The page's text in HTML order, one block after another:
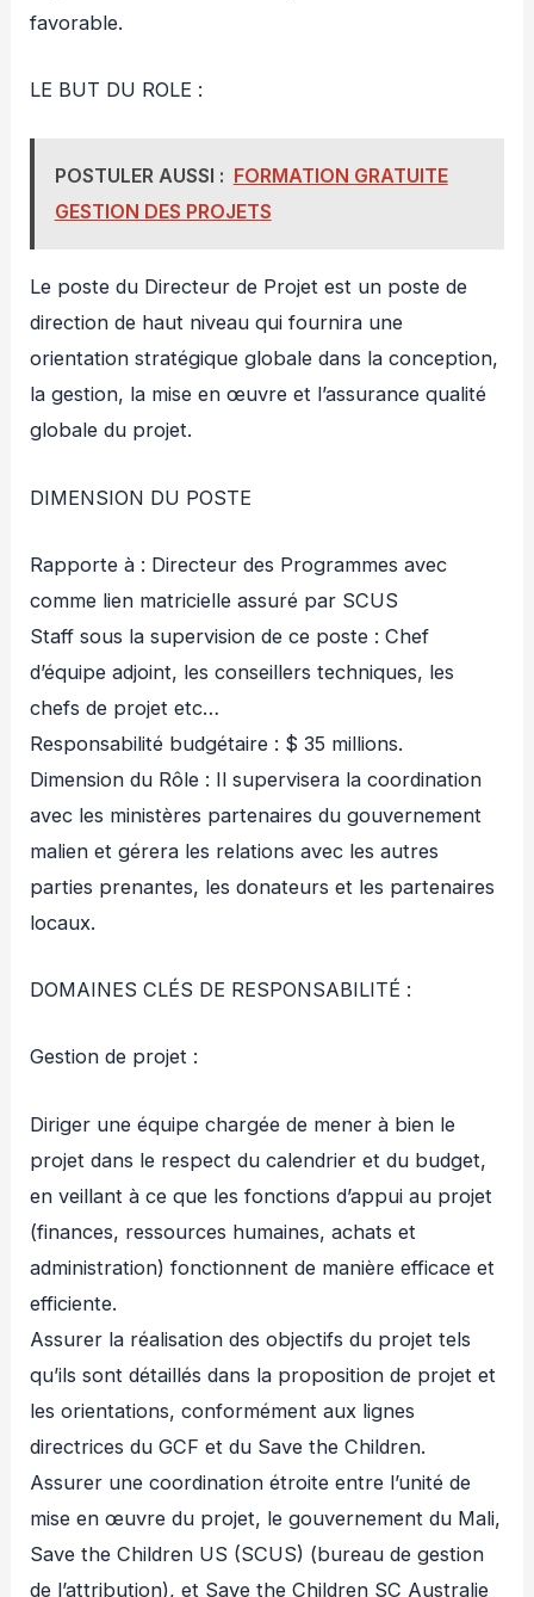
favorable.
LE BUT DU ROLE :
POSTULER AUSSI : FORMATION GRATUITE
GESTION DES PROJETS
Le poste du Directeur de Projet est un poste de
direction de haut niveau qui fournira une
orientation stratégique globale dans la conception,
la gestion, la mise en œuvre et l’assurance qualité
globale du projet.
DIMENSION DU POSTE
Rapporte à : Directeur des Programmes avec
comme lien matricielle assuré par SCUS
Staff sous la supervision de ce poste : Chef
d’équipe adjoint, les conseillers techniques, les
chefs de projet etc…
Responsabilité budgétaire : $ 35 millions.
Dimension du Rôle : Il supervisera la coordination
avec les ministères partenaires du gouvernement
malien et gérera les relations avec les autres
parties prenantes, les donateurs et les partenaires
locaux.
DOMAINES CLÉS DE RESPONSABILITÉ :
Gestion de projet :
Diriger une équipe chargée de mener à bien le
projet dans le respect du calendrier et du budget,
en veillant à ce que les fonctions d’appui au projet
(finances, ressources humaines, achats et
administration) fonctionnent de manière efficace et
efficiente.
Assurer la réalisation des objectifs du projet tels
qu’ils sont détaillés dans la proposition de projet et
les orientations, conformément aux lignes
directrices du GCF et du Save the Children.
Assurer une coordination étroite entre l’unité de
mise en œuvre du projet, le gouvernement du Mali,
Save the Children US (SCUS) (bureau de gestion
de l’attribution), et Save the Children SC Australie